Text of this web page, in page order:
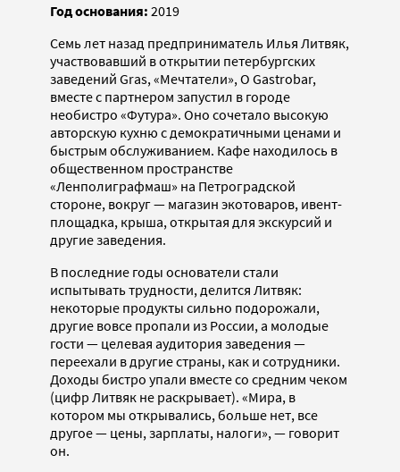
Год основания: 2019
Семь лет назад предприниматель Илья Литвяк,
участвовавший в открытии петербургских
заведений Gras, «Мечтатели», O Gastrobar,
вместе с партнером запустил в городе
необистро «Футура». Оно сочетало высокую
авторскую кухню с демократичными ценами и
быстрым обслуживанием. Кафе находилось в
общественном пространстве
«Ленполиграфмаш» на Петроградской
стороне, вокруг — магазин экотоваров, ивент-
площадка, крыша, открытая для экскурсий и
другие заведения.
В последние годы основатели стали
испытывать трудности, делится Литвяк:
некоторые продукты сильно подорожали,
другие вовсе пропали из России, а молодые
гости — целевая аудитория заведения —
переехали в другие страны, как и сотрудники.
Доходы бистро упали вместе со средним чеком
(цифр Литвяк не раскрывает). «Мира, в
котором мы открывались, больше нет, все
другое — цены, зарплаты, налоги», — говорит
он.